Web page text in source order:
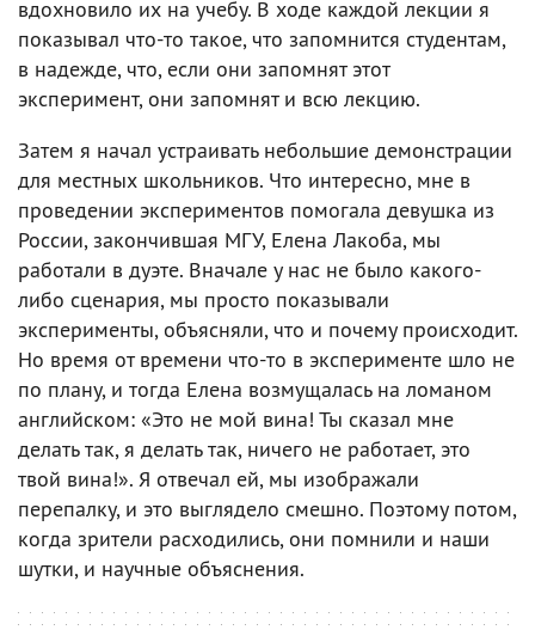
вдохновило их на учебу. В ходе каждой лекции я
показывал что-то такое, что запомнится студентам,
в надежде, что, если они запомнят этот
эксперимент, они запомнят и всю лекцию.
Затем я начал устраивать небольшие демонстрации
для местных школьников. Что интересно, мне в
проведении экспериментов помогала девушка из
России, закончившая МГУ, Елена Лакоба, мы
работали в дуэте. Вначале у нас не было какого-
либо сценария, мы просто показывали
эксперименты, объясняли, что и почему происходит.
Но время от времени что-то в эксперименте шло не
по плану, и тогда Елена возмущалась на ломаном
английском: «Это не мой вина! Ты сказал мне
делать так, я делать так, ничего не работает, это
твой вина!». Я отвечал ей, мы изображали
перепалку, и это выглядело смешно. Поэтому потом,
когда зрители расходились, они помнили и наши
шутки, и научные объяснения.